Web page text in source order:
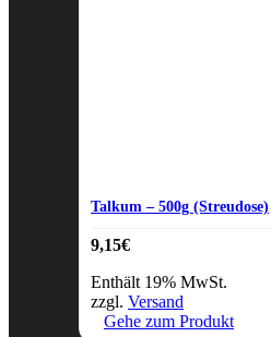
Talkum – 500g (Streudose)
9,15€
Enthält 19% MwSt.
zzgl. Versand
Gehe zum Produkt